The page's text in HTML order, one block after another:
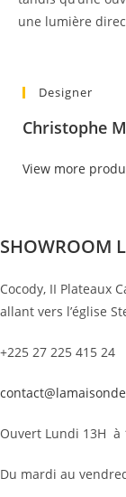
une lumière
Designer
Christophe
View more
SHOWROOM
Cocody, II Plateaux
allant vers l’église
+225 27 225 415 24
Ouvert Lundi 13H à
Du mardi au